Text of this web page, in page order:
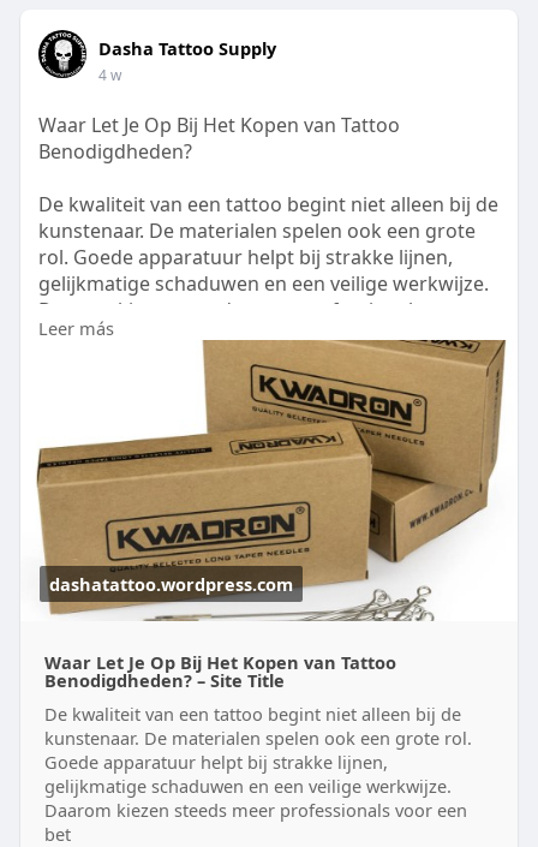
Dasha Tattoo Supply
4 w
Waar Let Je Op Bij Het Kopen van Tattoo
Benodigdheden?
De kwaliteit van een tattoo begint niet alleen bij de
kunstenaar. De materialen spelen ook een grote
rol. Goede apparatuur helpt bij strakke lijnen,
gelijkmatige schaduwen en een veilige werkwijze.
Daarom kiezen steeds meer professionals voor
een betrouwbare groothandel tattoo spullen die
kwaliteit en service biedt. Lees meer:
https://dashatattoo.wordpress.....com/2026/07/07/
Leer más
dashatattoo.wordpress.com
Waar Let Je Op Bij Het Kopen van Tattoo
Benodigdheden? – Site Title
De kwaliteit van een tattoo begint niet alleen bij de
kunstenaar. De materialen spelen ook een grote rol.
Goede apparatuur helpt bij strakke lijnen,
gelijkmatige schaduwen en een veilige werkwijze.
Daarom kiezen steeds meer professionals voor een
bet